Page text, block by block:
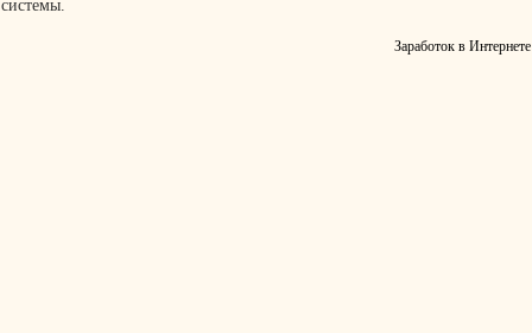
системы.
Заработок в